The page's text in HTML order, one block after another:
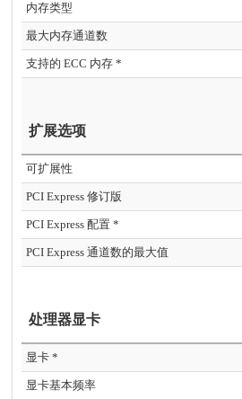
内存类型
最大内存通道数
支持的 ECC 内存 *
扩展选项
可扩展性
PCI Express 修订版
PCI Express 配置 *
PCI Express 通道数的最大值
处理器显卡
显卡 *
显卡基本频率